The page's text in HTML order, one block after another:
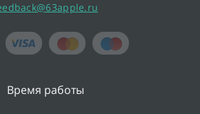
Время работы